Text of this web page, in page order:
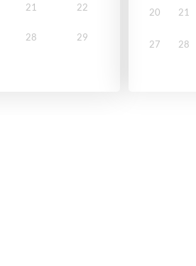
21 22
28 29
20 21
27 28